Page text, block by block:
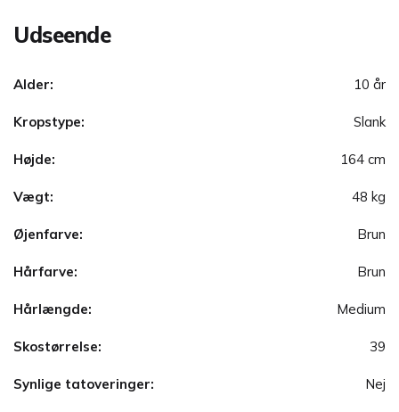
Udseende
Alder: 10 år
Kropstype: Slank
Højde: 164 cm
Vægt: 48 kg
Øjenfarve: Brun
Hårfarve: Brun
Hårlængde: Medium
Skostørrelse: 39
Synlige tatoveringer: Nej